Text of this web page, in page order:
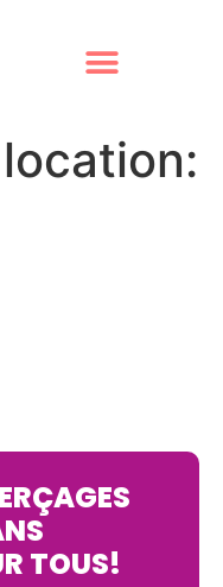
TOUS!